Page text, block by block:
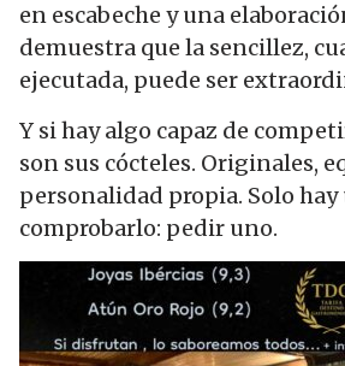
en escabeche y una
demuestra que la sencillez,
ejecutada, puede ser
Y si hay algo capaz de
son sus cócteles. Originales,
personalidad propia. Solo hay
comprobarlo: pedir uno.